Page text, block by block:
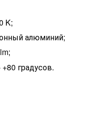
K;
алюминий;
градусов.